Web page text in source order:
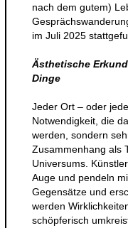
nach dem gutem)
im Juli 2025
Ästhetische
Dinge
Jeder Ort – oder
Notwendigkeit, die
werden, sondern
Zusammenhang als
Universums.
Auge und pendeln
Gegensätze und
werden
schöpferisch